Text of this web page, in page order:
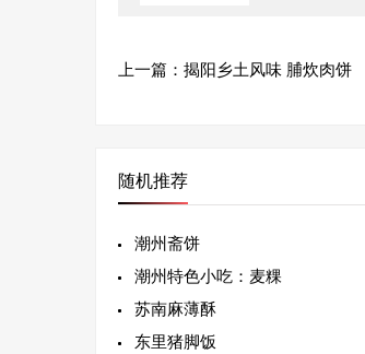
上一篇： 揭阳乡土风味 脯炊肉饼
随机推荐
潮州斋饼
潮州特色小吃：麦粿
苏南麻薄酥
东里猪脚饭